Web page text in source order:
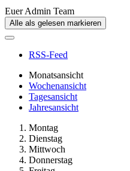
Euer Admin Team
Alle als gelesen markieren
RSS-Feed
Monatsansicht
Wochenansicht
Tagesansicht
Jahresansicht
Montag
Dienstag
Mittwoch
Donnerstag